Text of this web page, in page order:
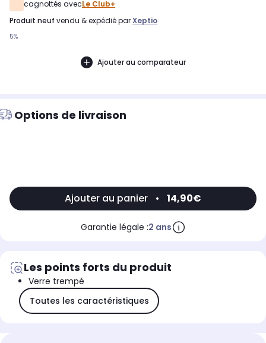
cagnottés avecLe Club+
produit neuf vendu & expédié parXeptio
5%
Ajouter au comparateur
Options de livraison
Ajouter au panier • 14,90€
Garantie légale :2 ans
Les points forts du produit
Verre trempé
Toutes les caractéristiques